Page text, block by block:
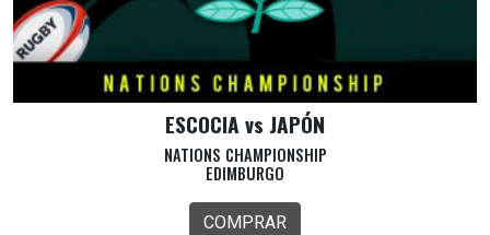
ESCOCIA vs JAPÓN
NATIONS CHAMPIONSHIP
EDIMBURGO
COMPRAR